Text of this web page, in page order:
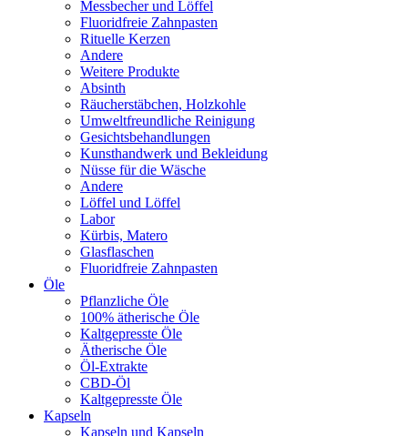
Messbecher und Löffel
Fluoridfreie Zahnpasten
Rituelle Kerzen
Andere
Weitere Produkte
Absinth
Räucherstäbchen, Holzkohle
Umweltfreundliche Reinigung
Gesichtsbehandlungen
Kunsthandwerk und Bekleidung
Nüsse für die Wäsche
Andere
Löffel und Löffel
Labor
Kürbis, Matero
Glasflaschen
Fluoridfreie Zahnpasten
Öle
Pflanzliche Öle
100% ätherische Öle
Kaltgepresste Öle
Ätherische Öle
Öl-Extrakte
CBD-Öl
Kaltgepresste Öle
Kapseln
Kapseln und Kapseln